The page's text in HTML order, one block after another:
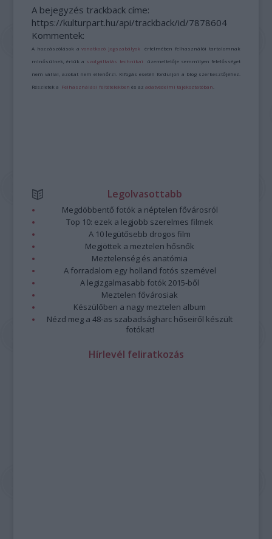
A bejegyzés trackback címe:
https://kulturpart.hu/api/trackback/id/7878604
Kommentek:
A hozzászólások avonatkozó jogszabályok értelmében felhasználói tartalomnak
minősülnek, értük a szolgáltatás technikai üzemeltetője semmilyen felelősséget
nem vállal, azokat nem ellenőrzi. Kifogás esetén forduljon a blog szerkesztőjéhez.
Részletek a Felhasználási feltételekben és azadatvédelmi tájékoztatóban
Legolvasottabb
Megdöbbentő fotók a néptelen fővárosról
Top 10: ezek a legjobb szerelmes filmek
A 10 legütősebb drogos film
Megjöttek a meztelen hősnők
Meztelenség és anatómia
A forradalom egy holland fotós szemével
A legizgalmasabb fotók 2015-ből
Meztelen fővárosiak
Készülőben a nagy meztelen album
Nézd meg a 48-as szabadságharc hőseiről készült
fotókat!
Hírlevél feliratkozás